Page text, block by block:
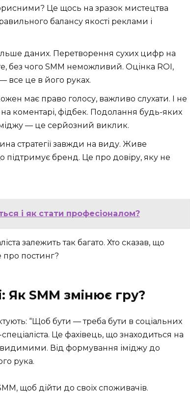
Це щось на зразок мистецтва
балансу якості реклами і
даних. Перетворення сухих цифр на
без чого SMM неможливий. Оцінка ROI,
— все це в його руках.
має право голосу, важливо слухати. І не
на коментарі, фідбек. Подолання будь-яких
— це серйозний виклик.
стратегії завжди на виду. Живе
підтримує бренд. Це про довіру, яку не
і як стати професіоналом?
залежить так багато. Хто сказав, що
постинг?
Як SMM змінює гру?
“Щоб бути — треба бути в соціальних
Це фахівець, що знаходиться на
Від формування іміджу до
рука.
щоб дійти до своїх споживачів.